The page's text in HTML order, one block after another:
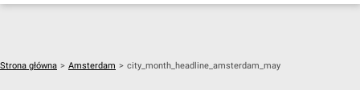
Strona główna > Amsterdam > city_month_headline_amsterdam_may